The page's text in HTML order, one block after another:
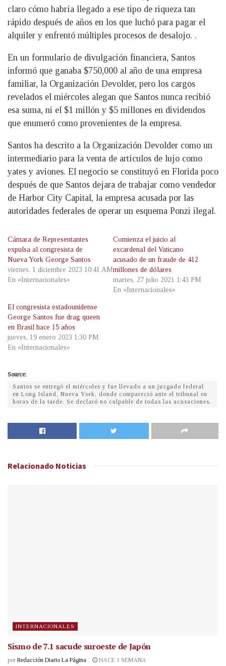
claro cómo habría llegado a ese tipo de riqueza tan
rápido después de años en los que luchó para pagar el
alquiler y enfrentó múltiples procesos de desalojo. .
En un formulario de divulgación financiera, Santos
informó que ganaba $750,000 al año de una empresa
familiar, la Organización Devolder, pero los cargos
revelados el miércoles alegan que Santos nunca recibió
esa suma, ni el $1 millón y $5 millones en dividendos
que enumeró como provenientes de la empresa.
Santos ha descrito a la Organización Devolder como un
intermediario para la venta de artículos de lujo como
yates y aviones. El negocio se constituyó en Florida poco
después de que Santos dejara de trabajar como vendedor
de Harbor City Capital, la empresa acusada por las
autoridades federales de operar un esquema Ponzi ilegal.
Cámara de Representantes
expulsa al congresista de
Nueva York George Santos
viernes, 1 diciembre 2023 10:41 AM
En «Internacionales»
Comienza el juicio al
excardenal del Vaticano
acusado de un fraude de 412
millones de dólares
martes, 27 julio 2021 1:43 PM
En «Internacionales»
El congresista estadounidense
George Santos fue drag queen
en Brasil hace 15 años
jueves, 19 enero 2023 1:30 PM
En «Internacionales»
Source:
Santos se entregó el miércoles y fue llevado a un juzgado federal
en Long Island, Nueva York, donde compareció ante el tribunal en
horas de la tarde. Se declaró no culpable de todas las acusaciones.
Relacionado Noticias
INTERNACIONALES
Sismo de 7.1 sacude suroeste de Japón
por Redacción Diario La Página HACE 1 SEMANA